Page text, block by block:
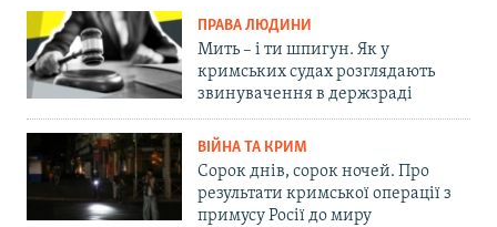
ПРАВА ЛЮДИНИ
Мить – і ти шпигун. Як у
кримських судах розглядають
звинувачення в держзраді
ВІЙНА ТА КРИМ
Сорок днів, сорок ночей. Про
результати кримської операції з
примусу Росії до миру